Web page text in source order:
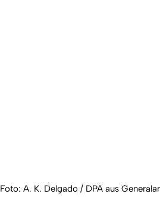
Foto: A. K. Delgado / DPA aus